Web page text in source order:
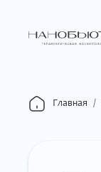
Главная /